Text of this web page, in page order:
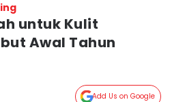
untuk Kulit
Awal Tahun
Add Us on Google